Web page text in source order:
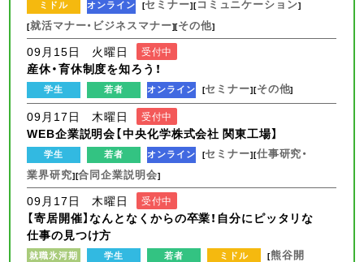
ミドル オンライン [セミナー][コミュニケーション]
[就活マナー・ビジネスマナー][その他]
09月15日 火曜日 受付中
産休・育休制度を知ろう！
学生 若者 オンライン [セミナー][その他]
09月17日 木曜日 受付中
WEB企業説明会【中央化学株式会社 関東工場】
学生 若者 オンライン [セミナー][仕事研究・
業界研究][合同企業説明会]
09月17日 木曜日 受付中
【寄居開催】なんとなくからの卒業！自分にピッタリな
仕事の見つけ方
就職氷河期 学生 若者 ミドル [熊谷開